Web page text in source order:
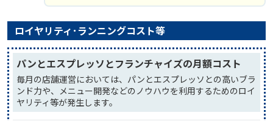
ロイヤリティ･ランニングコスト等
パンとエスプレッソとフランチャイズの月額コスト
毎月の店舗運営においては、パンとエスプレッソとの高いブラ
ンド力や、メニュー開発などのノウハウを利用するためのロイ
ヤリティ等が発生します。